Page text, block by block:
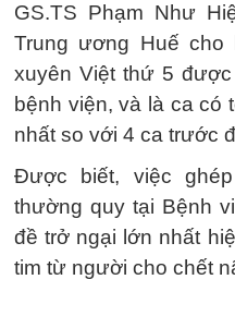
GS.TS Phạm Như
Trung ương Huế
xuyên Việt thứ 5
bệnh viện, và là ca có
nhất so với 4 ca trước
Được biết, việc
thường quy tại Bệnh
đề trở ngại lớn nhất
tim từ người cho chết